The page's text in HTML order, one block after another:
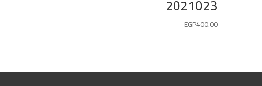
2021023
EGP400.00